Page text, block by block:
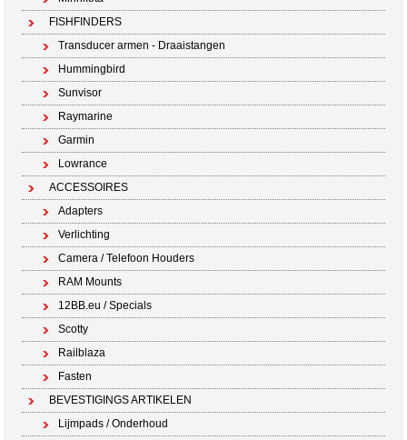
FISHFINDERS
Transducer armen - Draaistangen
Hummingbird
Sunvisor
Raymarine
Garmin
Lowrance
ACCESSOIRES
Adapters
Verlichting
Camera / Telefoon Houders
RAM Mounts
12BB.eu / Specials
Scotty
Railblaza
Fasten
BEVESTIGINGS ARTIKELEN
Lijmpads / Onderhoud